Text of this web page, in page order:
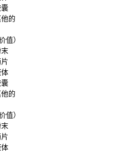
的
值）
的
值）